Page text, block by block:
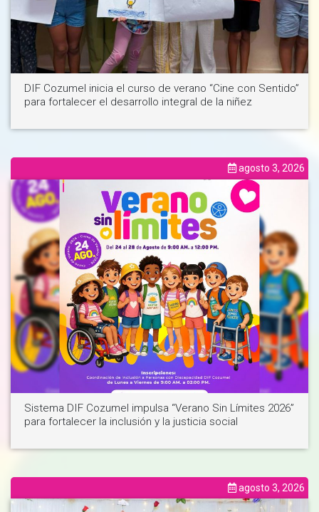
DIF Cozumel inicia el curso de verano “Cine con Sentido”
para fortalecer el desarrollo integral de la niñez
Ver noticia
agosto 3, 2026
Sistema DIF Cozumel impulsa “Verano Sin Límites 2026”
para fortalecer la inclusión y la justicia social
agosto 3, 2026